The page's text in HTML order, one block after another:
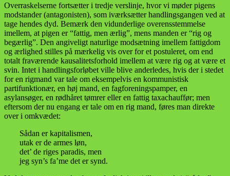
Overraskelserne fortsætter i tredje verslinje, hvor vi møder pigens
modstander (antagonisten), som iværksætter handlingsgangen ved at
tage hendes dyd. Bemærk den vidunderlige overensstemmelse
imellem, at pigen er “fattig, men ærlig”, mens manden er “rig og
begærlig”. Den angiveligt naturlige modsætning imellem fattigdom
og ærlighed stilles på mærkelig vis over for et postuleret, om end
totalt fraværende kausalitetsforhold imellem at være rig og at være et
svin. Intet i handlingsforløbet ville blive anderledes, hvis der i stedet
for en rigmand var tale om eksempelvis en kommunistisk
partifunktionær, en høj mand, en fagforeningspamper, en
asylansøger, en rødhåret tømrer eller en fattig taxachauffør; men
eftersom der nu engang er tale om en rig mand, føres man direkte
over i omkvædet:
Sådan er kapitalismen,
utak er de armes løn,
det’ de riges paradis, men
jeg syn’s fa’me det er synd.